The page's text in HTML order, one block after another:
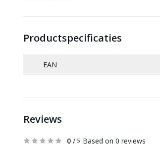
Productspecificaties
EAN
Reviews
0 / 5 Based on 0 reviews